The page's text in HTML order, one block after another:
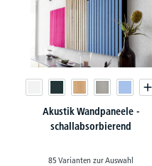
Akustik Wandpaneele -
schallabsorbierend
85 Varianten zur Auswahl